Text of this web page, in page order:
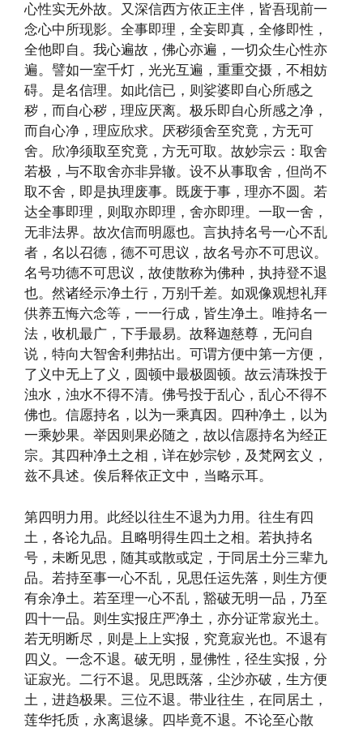
心性实无外故。又深信西方依正主伴，皆吾现前一
念心中所现影。全事即理，全妄即真，全修即性，
全他即自。我心遍故，佛心亦遍，一切众生心性亦
遍。譬如一室千灯，光光互遍，重重交摄，不相妨
碍。是名信理。如此信已，则娑婆即自心所感之
秽，而自心秽，理应厌离。极乐即自心所感之净，
而自心净，理应欣求。厌秽须舍至究竟，方无可
舍。欣净须取至究竟，方无可取。故妙宗云：取舍
若极，与不取舍亦非异辙。设不从事取舍，但尚不
取不舍，即是执理废事。既废于事，理亦不圆。若
达全事即理，则取亦即理，舍亦即理。一取一舍，
无非法界。故次信而明愿也。言执持名号一心不乱
者，名以召德，德不可思议，故名号亦不可思议。
名号功德不可思议，故使散称为佛种，执持登不退
也。然诸经示净土行，万别千差。如观像观想礼拜
供养五悔六念等，一一行成，皆生净土。唯持名一
法，收机最广，下手最易。故释迦慈尊，无问自
说，特向大智舍利弗拈出。可谓方便中第一方便，
了义中无上了义，圆顿中最极圆顿。故云清珠投于
浊水，浊水不得不清。佛号投于乱心，乱心不得不
佛也。信愿持名，以为一乘真因。四种净土，以为
一乘妙果。举因则果必随之，故以信愿持名为经正
宗。其四种净土之相，详在妙宗钞，及梵网玄义，
兹不具述。俟后释依正文中，当略示耳。
第四明力用。此经以往生不退为力用。往生有四
土，各论九品。且略明得生四土之相。若执持名
号，未断见思，随其或散或定，于同居土分三辈九
品。若持至事一心不乱，见思任运先落，则生方便
有余净土。若至理一心不乱，豁破无明一品，乃至
四十一品。则生实报庄严净土，亦分证常寂光土。
若无明断尽，则是上上实报，究竟寂光也。不退有
四义。一念不退。破无明，显佛性，径生实报，分
证寂光。二行不退。见思既落，尘沙亦破，生方便
土，进趋极果。三位不退。带业往生，在同居土，
莲华托质，永离退缘。四毕竟不退。不论至心散